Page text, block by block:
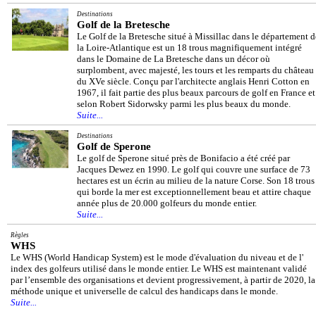
Destinations
Golf de la Bretesche
Le Golf de la Bretesche situé à Missillac dans le département
la Loire-Atlantique est un 18 trous magnifiquement intégré
dans le Domaine de La Bretesche dans un décor où
surplombent, avec majesté, les tours et les remparts du château
du XVe siècle. Conçu par l'architecte anglais Henri Cotton en
1967, il fait partie des plus beaux parcours de golf en France et
selon Robert Sidorwsky parmi les plus beaux du monde.
Suite...
Destinations
Golf de Sperone
Le golf de Sperone situé près de Bonifacio a été créé par
Jacques Dewez en 1990. Le golf qui couvre une surface de 73
hectares est un écrin au milieu de la nature Corse. Son 18 trous
qui borde la mer est exceptionnellement beau et attire chaque
année plus de 20.000 golfeurs du monde entier.
Suite...
Règles
WHS
Le WHS (World Handicap System) est le mode d'évaluation du niveau et de l'
index des golfeurs utilisé dans le monde entier. Le WHS est maintenant validé
par l’ensemble des organisations et devient progressivement, à partir de 2020, la
méthode unique et universelle de calcul des handicaps dans le monde.
Suite...